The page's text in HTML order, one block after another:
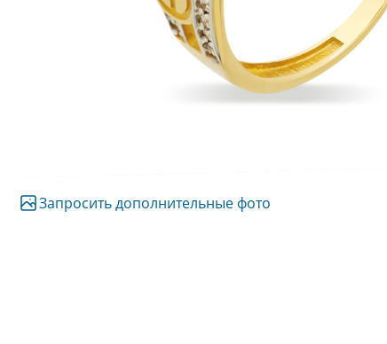
Запросить дополнительные фото